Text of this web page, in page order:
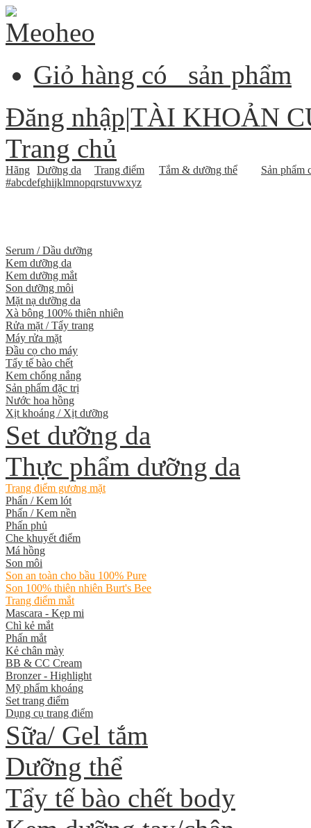
Giỏ hàng có
sản phẩm
Đăng nhập|TÀI KHOẢN
Trang chủ
Hãng Dưỡng da Trang điểm Tắm & dưỡng thể
Sản phẩm
#abcdefghijklmnopqrstuvwxyz
Serum / Dầu dưỡng
Kem dưỡng da
Kem dưỡng mắt
Son dưỡng môi
Mặt nạ dưỡng da
Xà bông 100% thiên nhiên
Rửa mặt / Tẩy trang
Máy rửa mặt
Đầu cọ cho máy
Tẩy tế bào chết
Kem chống nắng
Sản phẩm đặc trị
Nước hoa hồng
Xịt khoáng / Xịt dưỡng
Set dưỡng da
Thực phẩm dưỡng da
Trang điểm gương mặt
Phấn / Kem lót
Phấn / Kem nền
Phấn phủ
Che khuyết điểm
Má hồng
Son môi
Son an toàn cho bầu 100% Pure
Son 100% thiên nhiên Burt's Bee
Trang điểm mắt
Mascara - Kẹp mi
Chì kẻ mắt
Phấn mắt
Kẻ chân mày
BB & CC Cream
Bronzer - Highlight
Mỹ phẩm khoáng
Set trang điểm
Dụng cụ trang điểm
Sữa/ Gel tắm
Dưỡng thể
Tẩy tế bào chết body